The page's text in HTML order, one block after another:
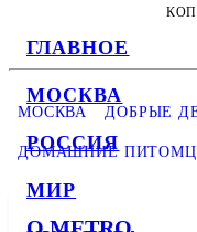
ГЛАВНОЕ
МОСКВА
РОССИЯ
МИР
МОСКВА ДОБРЫЕ
ДОМАШНИЕ